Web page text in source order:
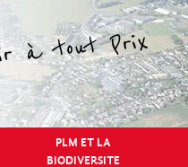
PLM ET LA
BIODIVERSITE